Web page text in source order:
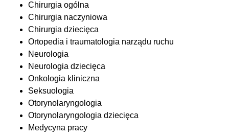
Chirurgia ogólna
Chirurgia naczyniowa
Chirurgia dziecięca
Ortopedia i traumatologia narządu ruchu
Neurologia
Neurologia dziecięca
Onkologia kliniczna
Seksuologia
Otorynolaryngologia
Otorynolaryngologia dziecięca
Medycyna pracy